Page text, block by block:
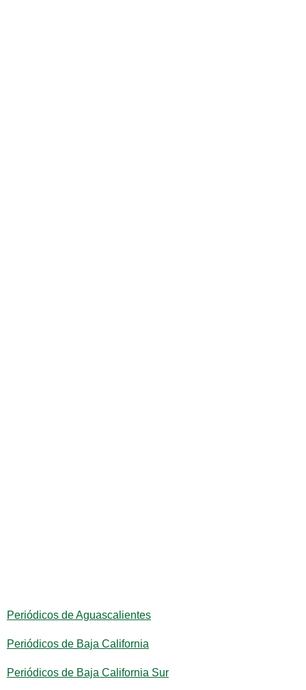
Periódicos de Aguascalientes
Periódicos de Baja California
Periódicos de Baja California Sur